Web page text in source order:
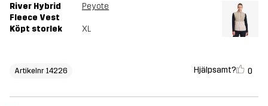
River Hybrid
Fleece Vest
Peyote
Köpt storlek XL
Artikelnr 14226 Hjälpsamt? 0